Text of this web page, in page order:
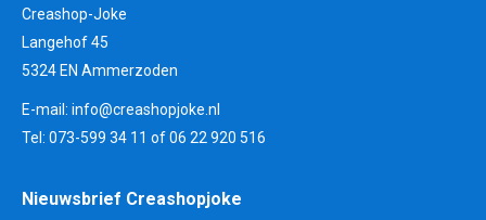
Creashop-Joke
Langehof 45
5324 EN Ammerzoden
E-mail: info@creashopjoke.nl
Tel: 073-599 34 11 of 06 22 920 516
Nieuwsbrief Creashopjoke